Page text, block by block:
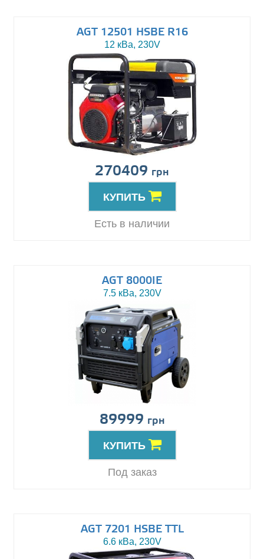
AGT 12501 HSBE R16
12 кВа, 230V
270409 грн
КУПИТЬ
Есть в наличии
AGT 8000IE
7.5 кВа, 230V
89999 грн
КУПИТЬ
Под заказ
AGT 7201 HSBE TTL
6.6 кВа, 230V